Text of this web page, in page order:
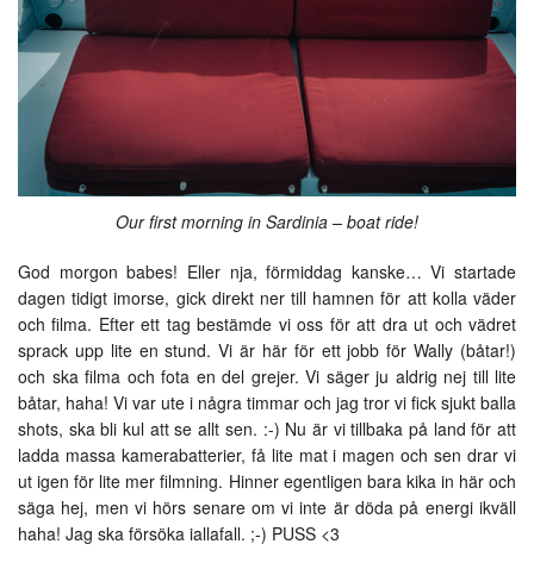
Our first morning in Sardinia – boat ride!
God morgon babes! Eller nja, förmiddag kanske… Vi startade
dagen tidigt imorse, gick direkt ner till hamnen för att kolla väder
och filma. Efter ett tag bestämde vi oss för att dra ut och vädret
sprack upp lite en stund. Vi är här för ett jobb för Wally (båtar!)
och ska filma och fota en del grejer. Vi säger ju aldrig nej till lite
båtar, haha! Vi var ute i några timmar och jag tror vi fick sjukt balla
shots, ska bli kul att se allt sen. :-) Nu är vi tillbaka på land för att
ladda massa kamerabatterier, få lite mat i magen och sen drar vi
ut igen för lite mer filmning. Hinner egentligen bara kika in här och
säga hej, men vi hörs senare om vi inte är döda på energi ikväll
haha! Jag ska försöka iallafall. ;-) PUSS <3